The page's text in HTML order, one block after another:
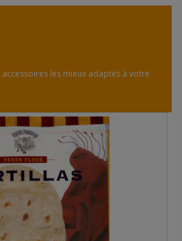
les mieux adaptés à votre